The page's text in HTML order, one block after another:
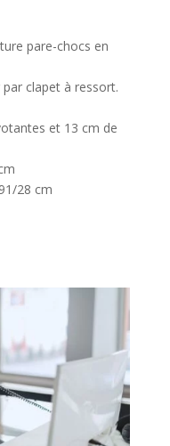
pare-chocs en
clapet à ressort.
et 13 cm de
28 cm